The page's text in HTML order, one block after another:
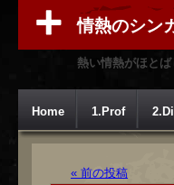
情熱のシン
熱い情熱がほと
Home 1.Prof
« 前の投稿